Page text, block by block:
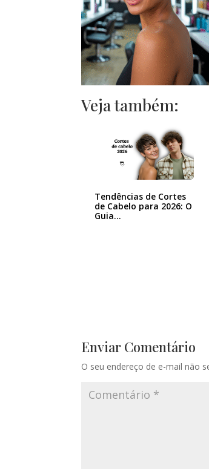
Veja também:
Tendências de Cortes
de Cabelo para 2026: O
Guia…
Enviar Comentário
O seu endereço de e-mail não